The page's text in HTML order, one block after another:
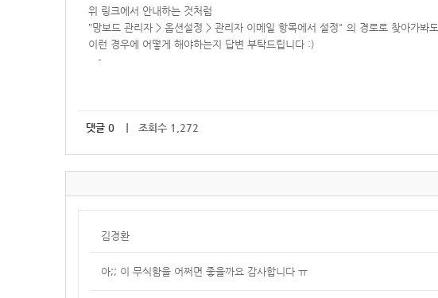
위 링크에서 안내하는 것처럼
"망보드 관리자 > 옵션설정 > 관리자 이메일 항목에서 설정" 의 경로로 찾아가봐
이런 경우에 어떻게 해야하는지 답변 부탁드립니다 :)
-
댓글 0 ｜ 조회수 1,272
김경환
아;; 이 무식함을 어쩌면 좋을까요 감사합니다 ㅠ